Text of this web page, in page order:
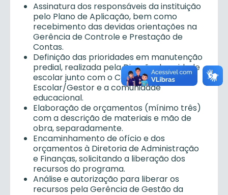
Assinatura dos responsáveis da instituição
pelo Plano de Aplicação, bem como
recebimento das devidas orientações na
Gerência de Controle e Prestação de
Contas.
Definição das prioridades em manutenção
predial, realizada pela Direção da unidade
escolar junto com o Conselho
Escolar/Gestor e a comunidade
educacional.
Elaboração de orçamentos (mínimo três)
com a descrição de materiais e mão de
obra, separadamente.
Encaminhamento de ofício e dos
orçamentos à Diretoria de Administração
e Finanças, solicitando a liberação dos
recursos do programa.
Análise e autorização para liberar os
recursos pela Gerência de Gestão da